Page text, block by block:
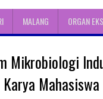
MALANG ORGAN
Mikrobiologi
Mahasiswa